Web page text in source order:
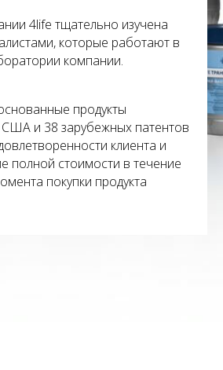
4life тщательно изучена
которые работают в
компании.
продукты
США и 38 зарубежных патентов
клиента и
полной стоимости в течение
покупки продукта